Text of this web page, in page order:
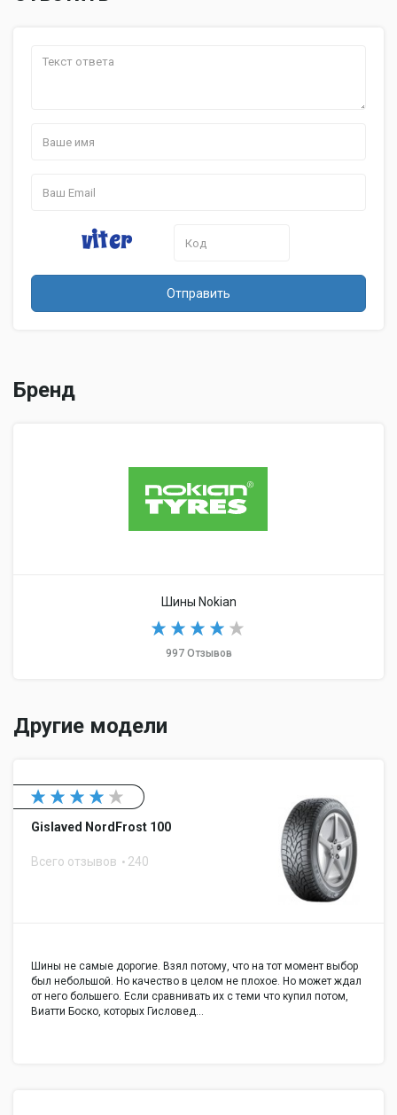
Отправить
Бренд
Шины Nokian
997 Отзывов
Другие модели
Gislaved NordFrost 100
Всего отзывов 240
Шины не самые дорогие. Взял потому, что на тот момент выбор
был небольшой. Но качество в целом не плохое. Но может ждал
от него большего. Если сравнивать их с теми что купил потом,
Виатти Боско, которых Гисловед…